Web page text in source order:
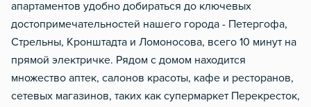
апартаментов удобно добираться до ключевых
достопримечательностей нашего города - Петергофа,
Стрельны, Кронштадта и Ломоносова, всего 10 минут на
прямой электричке. Рядом с домом находится
множество аптек, салонов красоты, кафе и ресторанов,
сетевых магазинов, таких как супермаркет Перекресток,